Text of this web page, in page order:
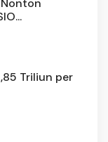
Nonton
Triliun per